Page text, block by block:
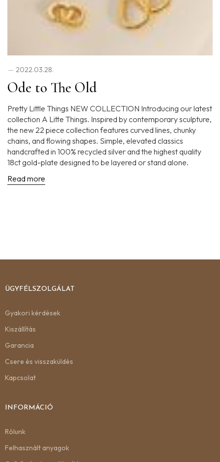
2022.03.28.
Ode to The Old
Pretty Little Things NEW COLLECTION Introducing our latest
collection A Litte Things. Inspired by contemporary sculpture,
the new 22 piece collection features curved lines, chunky
chains, and flowing shapes. Simple, elevated classics
handcrafted in 100% recycled silver and the highest quality
18ct gold-plate designed to be layered or stand alone.
Read more
ÜGYFÉLSZOLGÁLAT
Gyakori kérdések
Kiszállítás
Garancia
Csere és visszaküldés
Kapcsolat
INFORMÁCIÓ
Rólunk
Felhasznált anyagok